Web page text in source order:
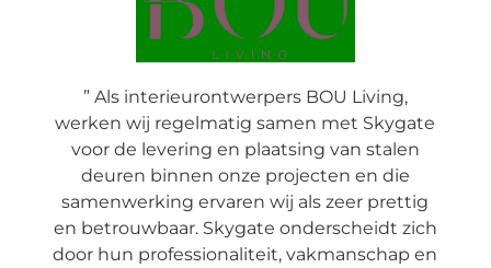
” Als interieurontwerpers BOU Living,
werken wij regelmatig samen met Skygate
voor de levering en plaatsing van stalen
deuren binnen onze projecten en die
samenwerking ervaren wij als zeer prettig
en betrouwbaar. Skygate onderscheidt zich
door hun professionaliteit, vakmanschap en